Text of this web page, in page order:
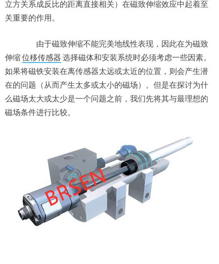
立方关系成反比的距离直接相关）在磁致伸缩效应中起着至
关重要的作用。
由于磁致伸缩不能完美地线性表现，因此在为磁致
伸缩位移传感器 选择磁体和安装系统时必须考虑一些因素。
如果将磁铁安装在离传感器太远或太近的位置，则会产生潜
在的问题（从而产生太多或太小的磁场）。但是在探讨为什
么磁场太大或太少是一个问题之前，我们先将其与最理想的
磁场条件进行比较。